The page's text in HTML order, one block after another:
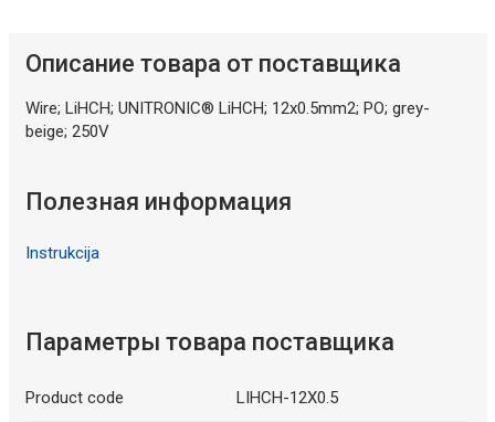
Описание товара от поставщика
Wire; LiHCH; UNITRONIC® LiHCH; 12x0.5mm2; PO; grey-
beige; 250V
Полезная информация
Instrukcija
Параметры товара поставщика
Product code LIHCH-12X0.5